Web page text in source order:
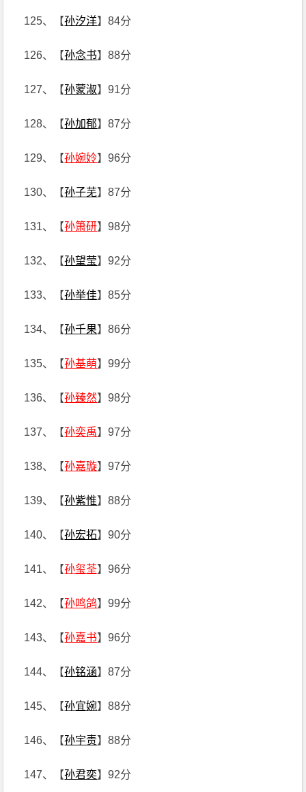
125、【孙汐洋】84分
126、【孙念书】88分
127、【孙蒙淑】91分
128、【孙加郁】87分
129、【孙婉姈】96分
130、【孙子芜】87分
131、【孙箫研】98分
132、【孙望莹】92分
133、【孙举佳】85分
134、【孙千果】86分
135、【孙基萌】99分
136、【孙臻然】98分
137、【孙奕禹】97分
138、【孙嘉璇】97分
139、【孙紫惟】88分
140、【孙宏拓】90分
141、【孙玺荃】96分
142、【孙鸣鸽】99分
143、【孙嘉书】96分
144、【孙铭涵】87分
145、【孙宜婉】88分
146、【孙宇责】88分
147、【孙君奕】92分